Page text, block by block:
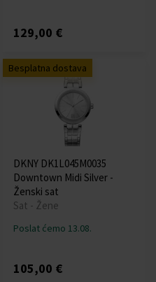
129,00 €
Besplatna dostava
DKNY DK1L045M0035
Downtown Midi Silver -
Ženski sat
Sat - Žene
Poslat ćemo 13.08.
105,00 €